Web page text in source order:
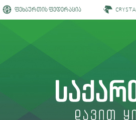
ფეხბურთის ფედერაცია